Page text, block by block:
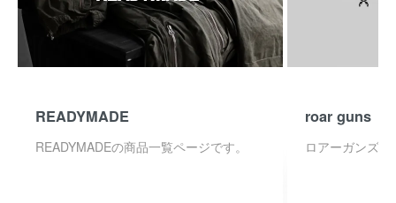
READYMADE
READYMADEの商品一覧ページです。
roar guns
ロアーガンズ